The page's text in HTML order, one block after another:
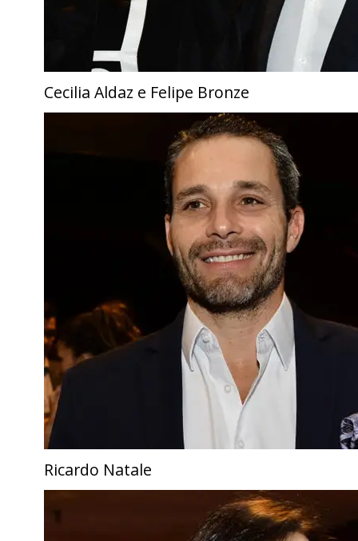
Cecilia Aldaz e Felipe Bronze
Ricardo Natale